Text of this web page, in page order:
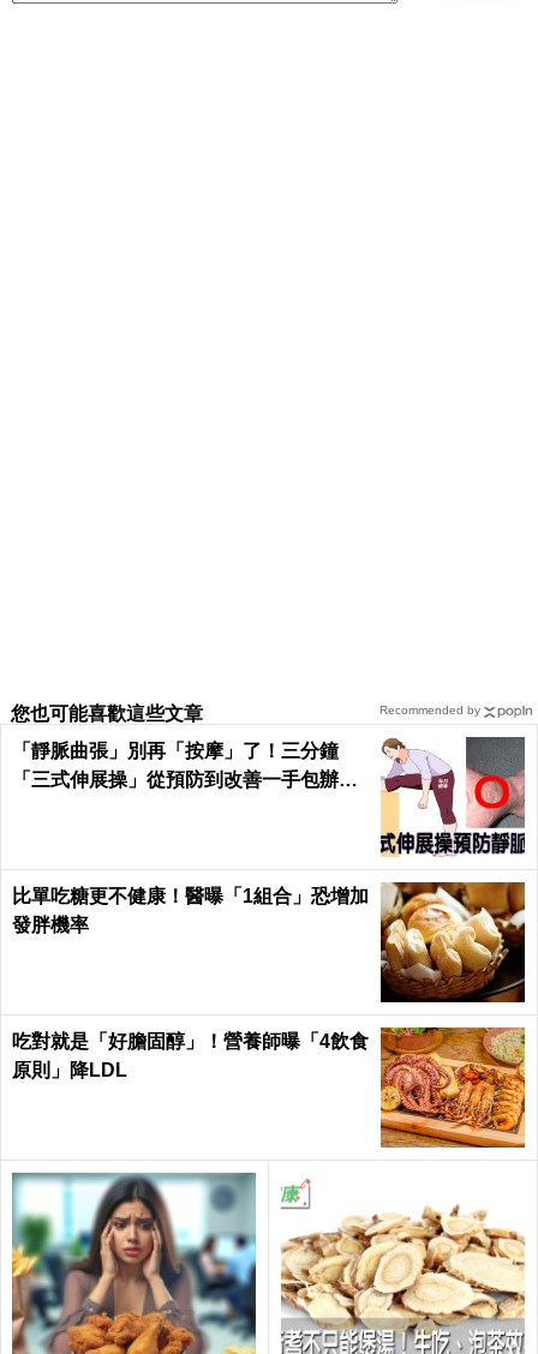
您也可能喜歡這些文章
「靜脈曲張」別再「按摩」了！三分鐘
「三式伸展操」從預防到改善一手包辦｜
比單吃糖更不健康！醫曝「1組合」恐增加
發胖機率
吃對就是「好膽固醇」！營養師曝「4飲食
原則」降LDL
Recommended by